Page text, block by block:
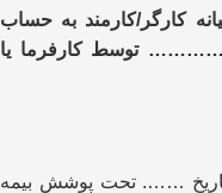
کارگر/کارمند به حساب
توسط کارفرما یا
……. تحت پوشش بیمه